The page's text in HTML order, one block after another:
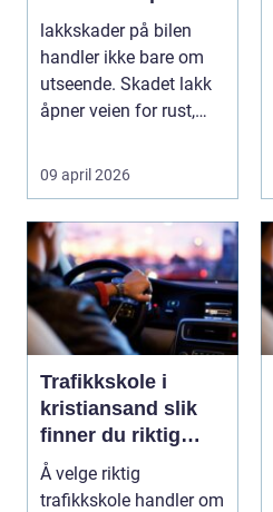
lakkskader på bilen
handler ikke bare om
utseende. Skadet lakk
åpner veien for rust,
09 april 2026
Trafikkskole i
kristiansand slik
finner du riktig
opplæring
Å velge riktig
trafikkskole handler om